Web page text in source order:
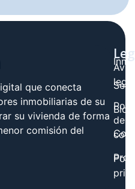
que conecta
inmobiliarias de su
su vivienda de forma
comisión del
Blog
legal
de